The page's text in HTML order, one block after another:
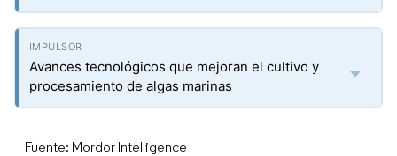
Avances tecnológicos que mejoran el cultivo y
procesamiento de algas marinas
Fuente: Mordor Intelligence